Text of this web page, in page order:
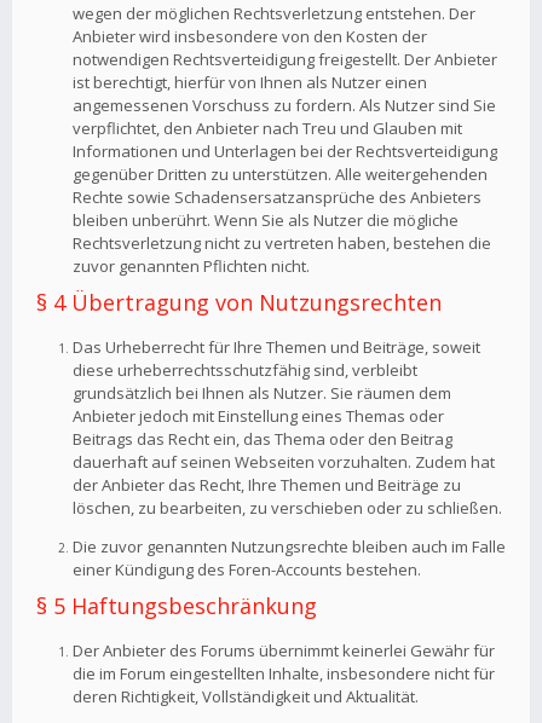
wegen der möglichen Rechtsverletzung entstehen. Der
Anbieter wird insbesondere von den Kosten der
notwendigen Rechtsverteidigung freigestellt. Der Anbieter
ist berechtigt, hierfür von Ihnen als Nutzer einen
angemessenen Vorschuss zu fordern. Als Nutzer sind Sie
verpflichtet, den Anbieter nach Treu und Glauben mit
Informationen und Unterlagen bei der Rechtsverteidigung
gegenüber Dritten zu unterstützen. Alle weitergehenden
Rechte sowie Schadensersatzansprüche des Anbieters
bleiben unberührt. Wenn Sie als Nutzer die mögliche
Rechtsverletzung nicht zu vertreten haben, bestehen die
zuvor genannten Pflichten nicht.
§ 4 Übertragung von Nutzungsrechten
Das Urheberrecht für Ihre Themen und Beiträge, soweit
diese urheberrechtsschutzfähig sind, verbleibt
grundsätzlich bei Ihnen als Nutzer. Sie räumen dem
Anbieter jedoch mit Einstellung eines Themas oder
Beitrags das Recht ein, das Thema oder den Beitrag
dauerhaft auf seinen Webseiten vorzuhalten. Zudem hat
der Anbieter das Recht, Ihre Themen und Beiträge zu
löschen, zu bearbeiten, zu verschieben oder zu schließen.
Die zuvor genannten Nutzungsrechte bleiben auch im Falle
einer Kündigung des Foren-Accounts bestehen.
§ 5 Haftungsbeschränkung
Der Anbieter des Forums übernimmt keinerlei Gewähr für
die im Forum eingestellten Inhalte, insbesondere nicht für
deren Richtigkeit, Vollständigkeit und Aktualität.